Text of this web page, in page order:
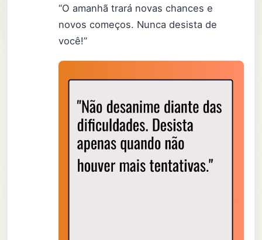
“O amanhã trará novas chances e
novos começos. Nunca desista de
você!”